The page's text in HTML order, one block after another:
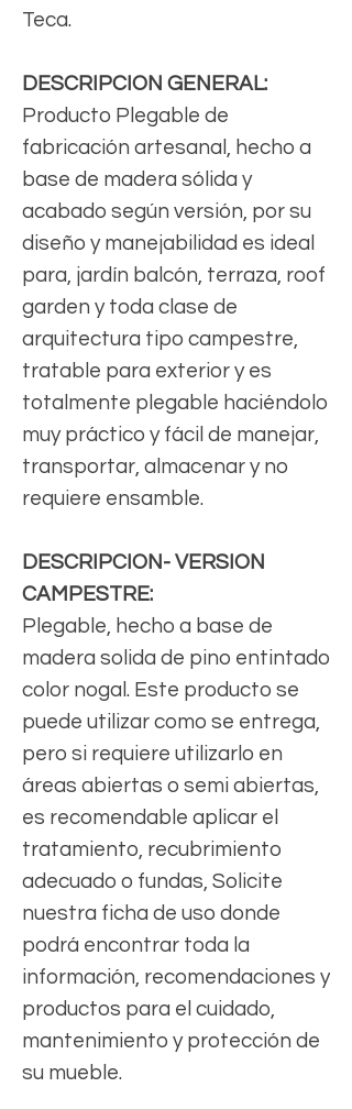
Teca.
DESCRIPCION GENERAL:
Producto Plegable de
fabricación artesanal, hecho a
base de madera sólida y
acabado según versión, por su
diseño y manejabilidad es ideal
para, jardín balcón, terraza, roof
garden y toda clase de
arquitectura tipo campestre,
tratable para exterior y es
totalmente plegable haciéndolo
muy práctico y fácil de manejar,
transportar, almacenar y no
requiere ensamble.
DESCRIPCION- VERSION
CAMPESTRE:
Plegable, hecho a base de
madera solida de pino entintado
color nogal. Este producto se
puede utilizar como se entrega,
pero si requiere utilizarlo en
áreas abiertas o semi abiertas,
es recomendable aplicar el
tratamiento, recubrimiento
adecuado o fundas, Solicite
nuestra ficha de uso donde
podrá encontrar toda la
información, recomendaciones y
productos para el cuidado,
mantenimiento y protección de
su mueble.